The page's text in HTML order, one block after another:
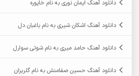
دانلود آهنگ ایمان نوری به نام خاپوره
دانلود آهنگ اشکان شیری به نام باغبان دل
دانلود آهنگ حامد میری به نام شوتی سوارل
دانلود آهنگ حسین صفامنش به نام گلریزان